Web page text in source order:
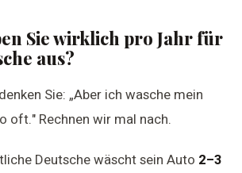
Sie wirklich pro Jahr für
aus?
Sie: „Aber ich wasche mein
oft." Rechnen wir mal nach.
Deutsche wäscht sein Auto 2–3